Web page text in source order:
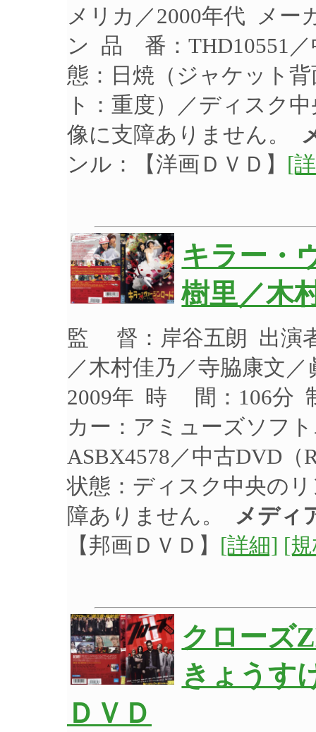
メリカ／2000年代 メー
ン 品 番：THD10551
態：日焼（ジャケット
ト：重度）／ディスク
像に支障ありません。
ンル：【洋画ＤＶＤ】 [
キラー・
樹里／木
監 督：岸谷五朗 出演
／木村佳乃／寺脇康文
2009年 時 間：106分
カー：アミューズソフ
ASBX4578／中古DVD
状態：ディスク中央の
障ありません。
メディ
【邦画ＤＶＤ】 [詳細] [
クローズ
きょうす
ＤＶＤ